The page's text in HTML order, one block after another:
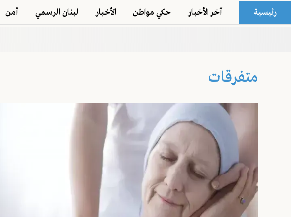
رئيسية آخر الأخبار حكي مواطن الأخبار لبنان الرسمي أمن
متفرقات